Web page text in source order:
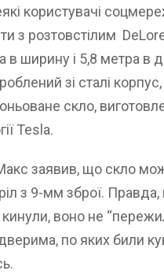
користувачі
з розтовстілим
в ширину і 5,8 метра в
зі сталі корпус,
скло,
Tesla.
заявив, що скло
з 9-мм зброї. Правда,
кинули, воно не
по яких били